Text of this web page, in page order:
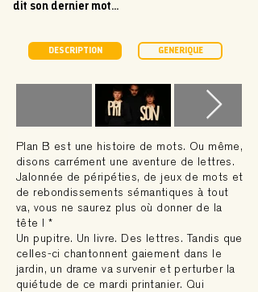
dit son dernier mot...
DESCRIPTION GÉNÉRIQUE
Plan B est une histoire de mots. Ou même,
disons carrément une aventure de lettres.
Jalonnée de péripéties, de jeux de mots et
de rebondissements sémantiques à tout
va, vous ne saurez plus où donner de la
tête ! *
Un pupitre. Un livre. Des lettres. Tandis que
celles-ci chantonnent gaiement dans le
jardin, un drame va survenir et perturber la
quiétude de ce mardi printanier. Qui